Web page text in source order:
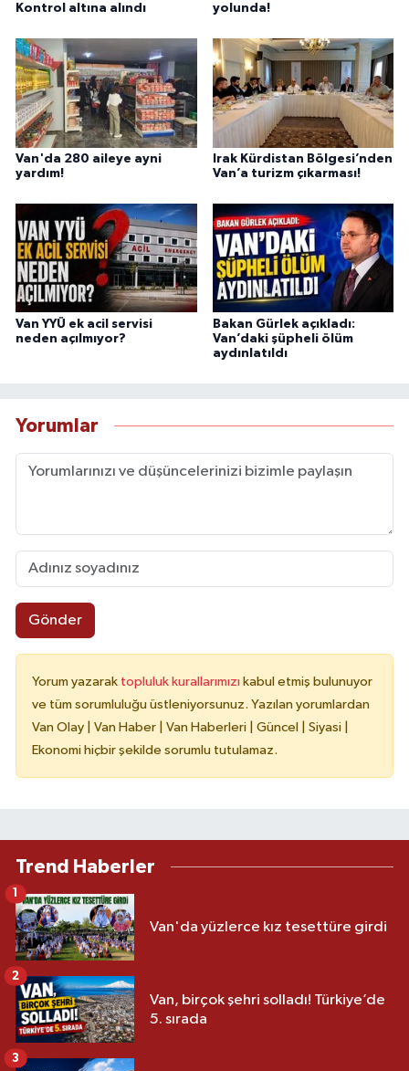
Kontrol altına alındı yolunda!
Van'da 280 aileye ayni
yardım!
Irak Kürdistan Bölgesi’nden
Van’a turizm çıkarması!
Van YYÜ ek acil servisi
neden açılmıyor?
Bakan Gürlek açıkladı:
Van’daki şüpheli ölüm
aydınlatıldı
Yorumlar
Gönder
Yorum yazarak topluluk kurallarımızı kabul etmiş bulunuyor
ve tüm sorumluluğu üstleniyorsunuz. Yazılan yorumlardan
Van Olay | Van Haber | Van Haberleri | Güncel | Siyasi |
Ekonomi hiçbir şekilde sorumlu tutulamaz.
Trend Haberler
Van'da yüzlerce kız tesettüre girdi
Van, birçok şehri solladı! Türkiye’de
5. sırada
2
3